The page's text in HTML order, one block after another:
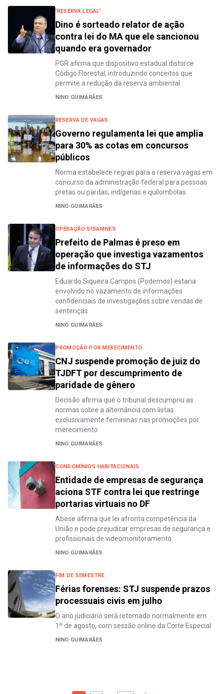
'RESERVA LEGAL'
Dino é sorteado relator de ação
contra lei do MA que ele sancionou
quando era governador
PGR afirma que dispositivo estadual distorce
Código Florestal, introduzindo conceitos que
permite a redução da reserva ambiental
NINO GUIMARÃES
RESERVA DE VAGAS
Governo regulamenta lei que amplia
para 30% as cotas em concursos
públicos
Norma estabelece regras para a reserva vagas em
concurso da administração federal para pessoas
pretas ou pardas, indígenas e quilombolas
NINO GUIMARÃES
OPERAÇÃO SISAMNES
Prefeito de Palmas é preso em
operação que investiga vazamentos
de informações do STJ
Eduardo Siqueira Campos (Podemos) estaria
envolvido no vazamento de informações
confidenciais de investigações sobre vendas de
sentenças
NINO GUIMARÃES
PROMOÇÃO POR MERECIMENTO
CNJ suspende promoção de juiz do
TJDFT por descumprimento de
paridade de gênero
Decisão afirma que o tribunal descumpriu as
normas sobre a alternância com listas
exclusivamente femininas nas promoções por
merecimento
NINO GUIMARÃES
CONDOMÍNIOS HABITACIONAIS
Entidade de empresas de segurança
aciona STF contra lei que restringe
portarias virtuais no DF
Abese afirma que lei afronta competência da
União e pode prejudicar empresas de segurança e
profissionais de videomonitoramento
NINO GUIMARÃES
FIM DE SEMESTRE
Férias forenses: STJ suspende prazos
processuais civis em julho
O ano judiciário será retomado normalmente em
1º de agosto, com sessão online da Corte Especial
NINO GUIMARÃES